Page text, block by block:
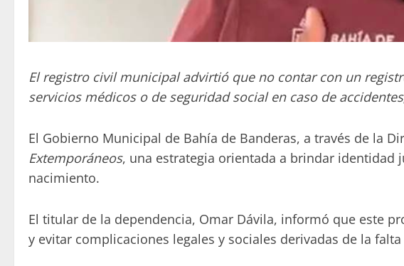
El registro civil municipal advirtió que no contar con un
servicios médicos o de seguridad social en caso de
El Gobierno Municipal de Bahía de Banderas, a través de la
Extemporáneos, una estrategia orientada a brindar identidad
nacimiento.
El titular de la dependencia, Omar Dávila, informó que este
y evitar complicaciones legales y sociales derivadas de la